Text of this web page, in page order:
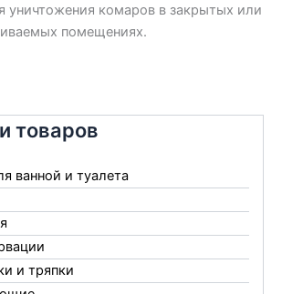
товаров
ванной и туалета
и тряпки
уничтожения комаров в закрытых или
помещениях.